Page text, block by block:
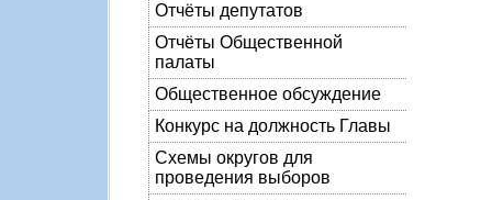
Отчёты депутатов
Отчёты Общественной
палаты
Общественное обсуждение
Конкурс на должность Главы
Схемы округов для
проведения выборов